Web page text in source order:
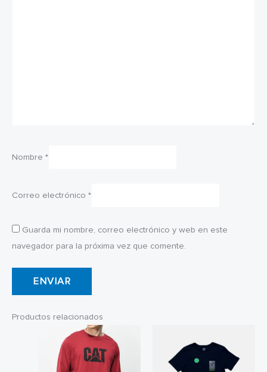
Nombre *
Correo electrónico *
Guarda mi nombre, correo electrónico y web en este
navegador para la próxima vez que comente.
Productos relacionados